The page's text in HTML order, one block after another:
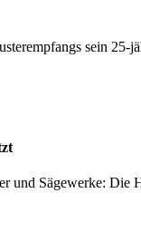
sein
und Sägewerke: